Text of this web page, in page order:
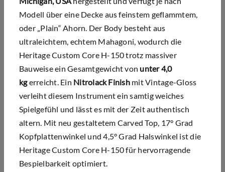
Modell über eine Decke aus feinstem geflammtem,
oder „Plain“ Ahorn. Der Body besteht aus
ultraleichtem, echtem Mahagoni, wodurch die
Heritage Custom Core H-150 trotz massiver
Bauweise ein Gesamtgewicht von unter 4,0
kgerreicht. Ein Nitrolack Finishmit Vintage-Gloss
verleiht diesem Instrument ein samtig weiches
Spielgefühl und lässt es mit der Zeit authentisch
altern. Mit neu gestaltetem Carved Top, 17° Grad
Kopfplattenwinkel und 4,5° Grad Halswinkel ist die
Heritage Custom Core H-150 für hervorragende
Bespielbarkeit optimiert.